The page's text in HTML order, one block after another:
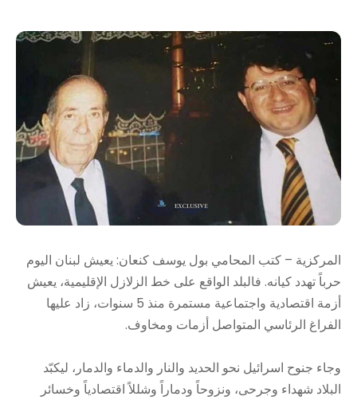
المركزية – كتب المحامي بول يوسف كنعان: يعيش لبنان اليوم
حرباً تهدد كيانه. فالبلد الواقع على خط الزلازل الإقليمية، يعيش
أزمة اقتصادية واجتماعية مستمرة منذ 5 سنوات، زاد عليها
الفراغ الرئاسي المتواصل أزمات ومخاوف.
وجاء جنوح اسرائيل نحو الحديد والنار والدماء والدمار، ليكبّد
البلاد شهداء وجرحى، ونزوحاً ودماراً وشللاً اقتصادياً وخسائر